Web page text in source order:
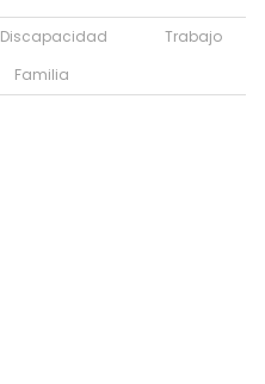
Discapacidad
Trabajo
Familia